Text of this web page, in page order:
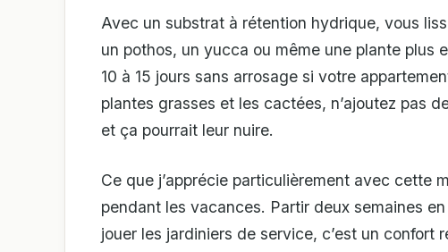
Avec un substrat à rétention hydrique, vous
un pothos, un yucca ou même une plante plus
10 à 15 jours sans arrosage si votre
plantes grasses et les cactées, n’ajoutez pas
et ça pourrait leur nuire.
Ce que j’apprécie particulièrement avec cette
pendant les vacances. Partir deux semaines
jouer les jardiniers de service, c’est un confort